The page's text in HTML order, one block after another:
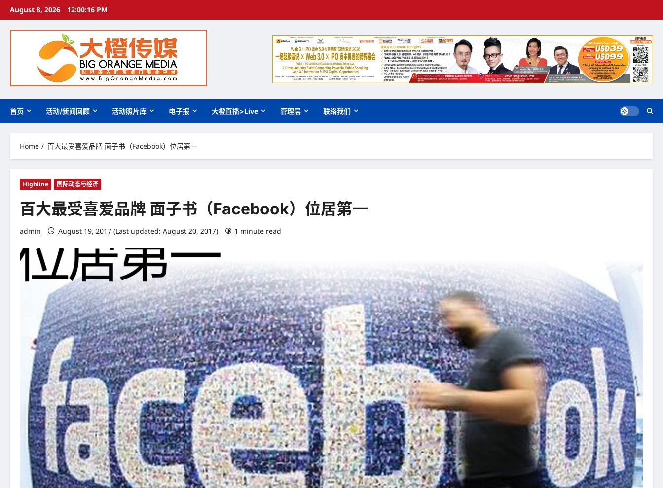
Skip
content
August 8, 2026 12:00:17 PM
首页 活动/新闻回顾 活动照片库 电子报 大橙直播>Live 管理层 联络我们
Home 百大最受喜爱品牌 面子书（Facebook）位居第一
Highline 国际动态与经济
百大最受喜爱品牌 面子书（Facebook）位居第一
admin August 19, 2017 (Last updated: August 20, 2017) 1 minute read